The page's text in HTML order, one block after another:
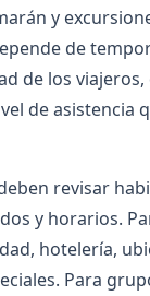
y
de
de los
de asistencia
revisar
y horarios.
hotelería,
Para